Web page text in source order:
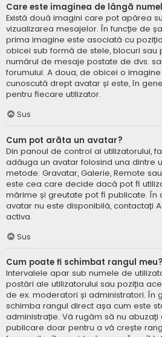
Care este imaginea de lângă
Există două imagini care pot apărea
vizualizarea mesajelor. În funcție de
prima imagine este asociată cu
obicei sub formă de stele, blocuri sau
numărul de mesaje postate de dvs.
forumului. A doua, de obicei o
cunoscută drept avatar și este, în
pentru fiecare utilizator.
Sus
Cum pot arăta un avatar?
Din panoul de control al utilizatorului,
adăuga un avatar folosind una dintre
metode: Gravatar, Galerie, Remote
este cea care decide dacă pot fi
mărime și greutate pot fi publicate. În
avatar nu este disponibilă, contactați
activa.
Sus
Cum poate fi schimbat rangul meu?
Intervalele apar sub numele de
postări ale utilizatorului sau poziția
de ex. moderatori și administratori. În
schimba rangul direct așa cum este
administrație. Vă rugăm să nu
publicare doar pentru a vă crește